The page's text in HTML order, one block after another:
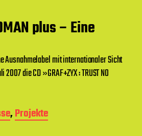
plus – Eine
Ausnahmelabel mit internationaler Sicht
die CD »GRAF+ZYX : TRUST NO
,Projekte